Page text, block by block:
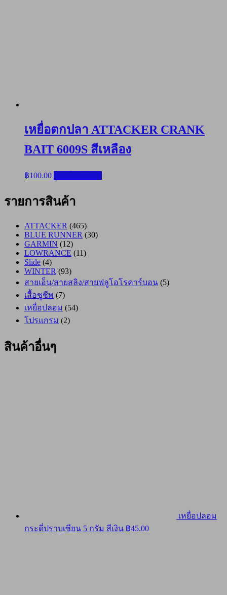
เหยื่อตกปลา ATTACKER CRANK
BAIT 6009S สีเหลือง
฿100.00
รายการสินค้า
ATTACKER (465)
BLUE RUNNER (30)
GARMIN (12)
LOWRANCE (11)
Slide (4)
WINTER (93)
สายเอ็น/สายสลิง/สายฟลูโอโรคาร์บอน (5)
เสื้อชูชีพ (7)
เหยื่อปลอม (54)
โปรแกรม (2)
สินค้าอื่นๆ
เหยื่อปลอม
กระดี่ปราบเซียน 5 กรัม สีเงิน ฿45.00